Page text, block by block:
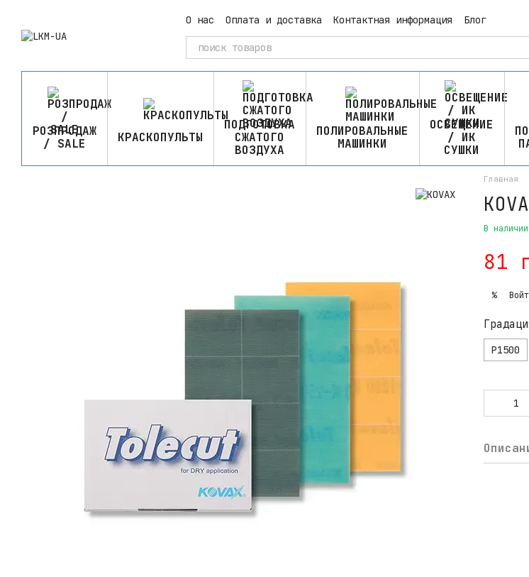
О нас Оплата и доставка Контактная информация
Блог
РОЗПРОДАЖ
/ SALE
КРАСКОПУЛЬТЫ
ПОДГОТОВКА
СЖАТОГО
ВОЗДУХА
ПОЛИРОВАЛЬНЫЕ
МАШИНКИ
ОСВЕЩЕНИЕ
/ ИК
СУШКИ
Главная
В наличии
81
%
P1500